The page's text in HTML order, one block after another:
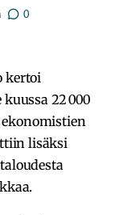
0
kertoi
22 000
lisäksi